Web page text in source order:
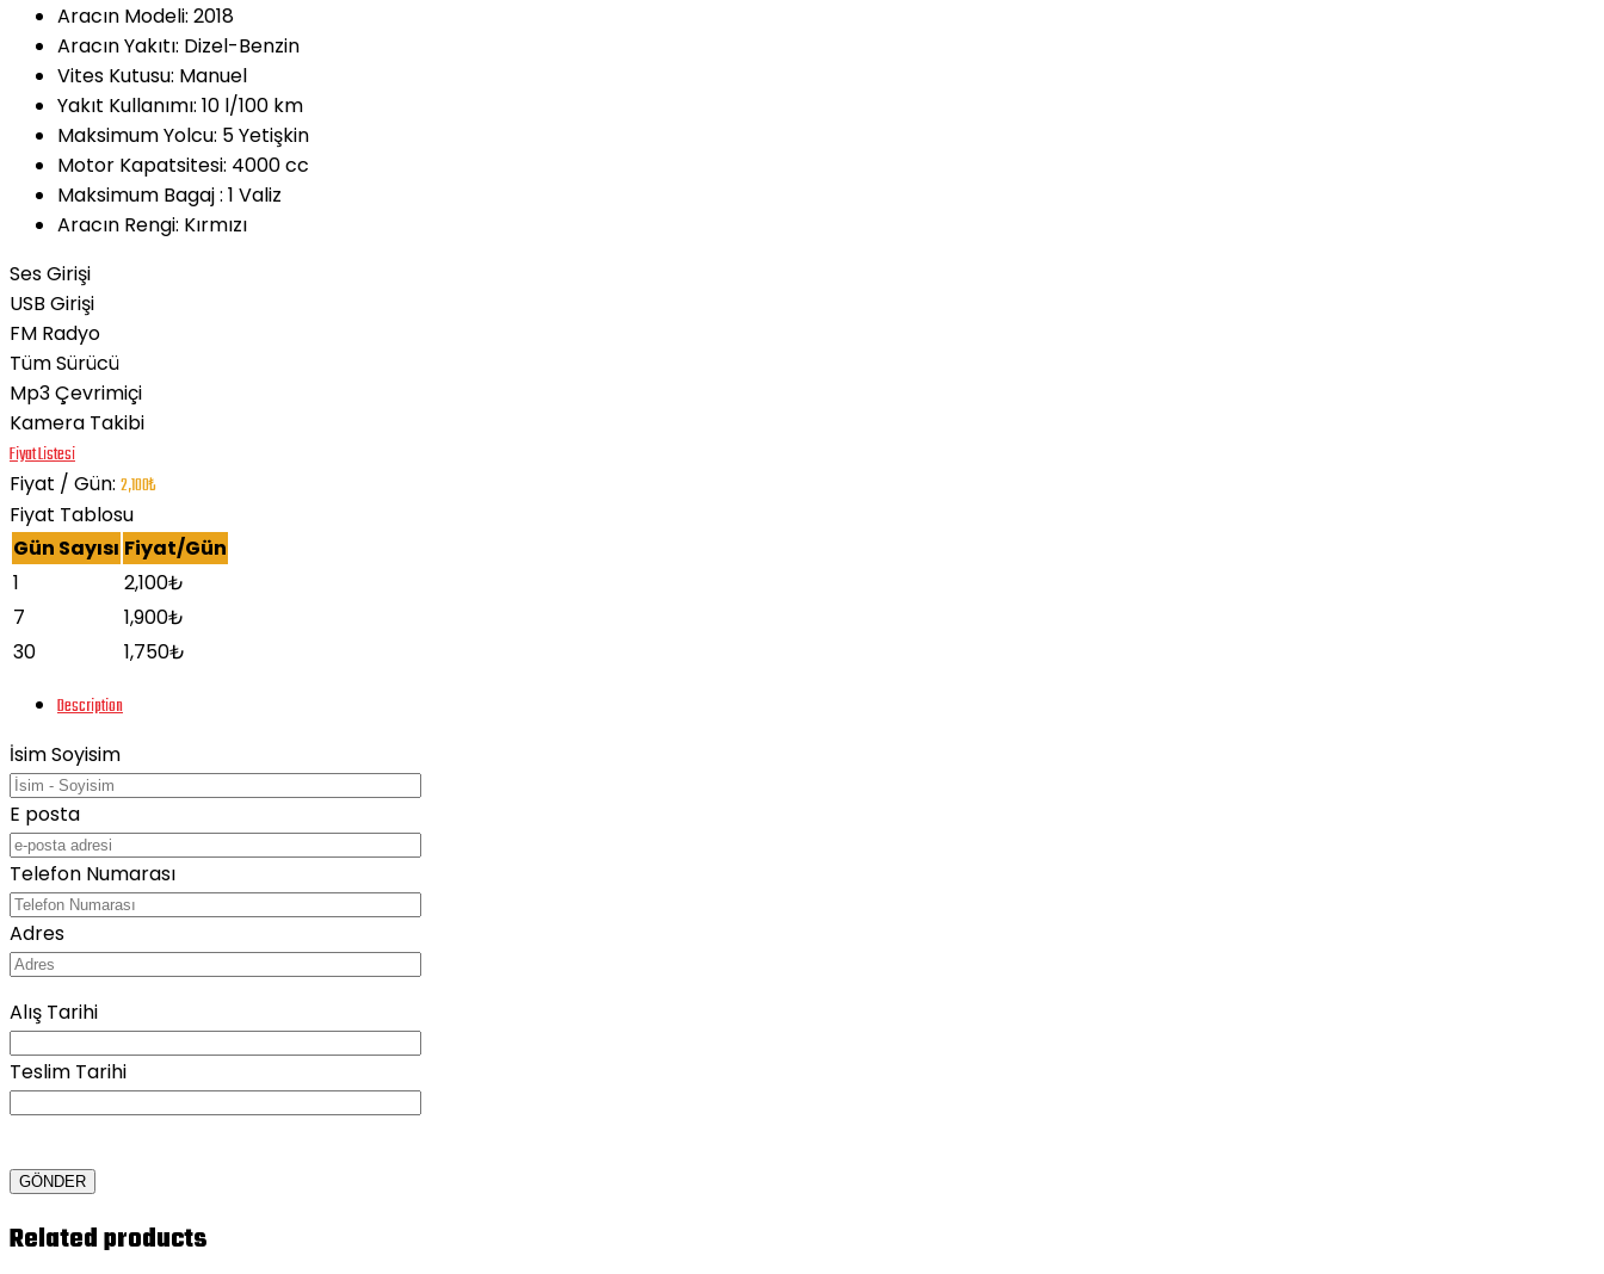
Aracın Modeli: 2018
Aracın Yakıtı: Dizel-Benzin
Vites Kutusu: Manuel
Yakıt Kullanımı: 10 l/100 km
Maksimum Yolcu: 5 Yetişkin
Motor Kapatsitesi: 4000 cc
Maksimum Bagaj : 1 Valiz
Aracın Rengi: Kırmızı
Ses Girişi
USB Girişi
FM Radyo
Tüm Sürücü
Mp3 Çevrimiçi
Kamera Takibi
Fiyat Listesi
Fiyat / Gün: 2,100₺
Fiyat Tablosu
Gün Sayısı Fiyat/Gün
1
2,100₺
7
1,900₺
30
1,750₺
Description
İsim Soyisim
E posta
Telefon Numarası
Adres
Alış Tarihi
Teslim Tarihi
Related products